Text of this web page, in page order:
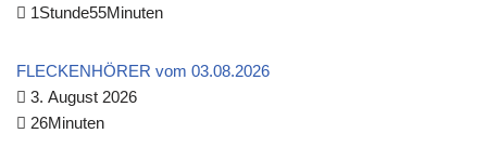
1Stunde55Minuten
FLECKENHÖRER vom 03.08.2026
3. August 2026
26Minuten